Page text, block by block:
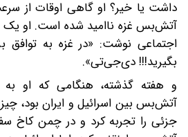
داشت یا خیر؟ او گاهی اوقات از
آتش‌بس غزه ناامید شده است. او
اجتماعی نوشت: «در غزه به توافق
بگیرید!!! دی‌جی‌تی».
و هفته گذشته، هنگامی که او به
آتش‌بس بین اسرائیل و ایران بود،
جزئی را تجربه کرد و در چمن کاخ